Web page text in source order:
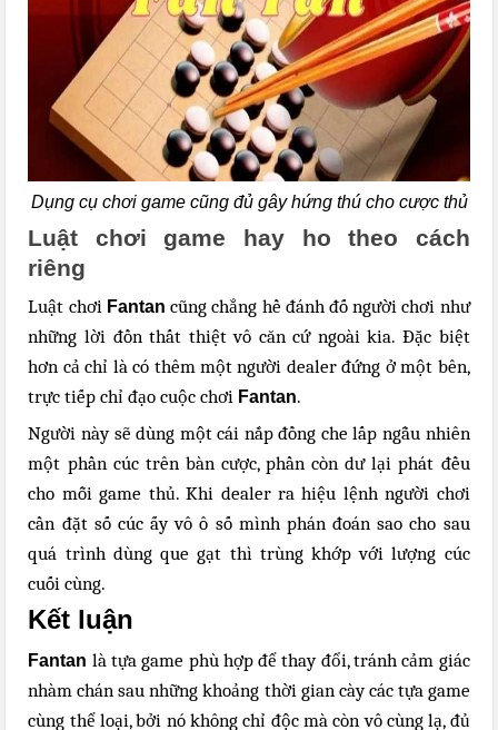
Dụng cụ chơi game cũng đủ gây hứng thú cho cược thủ
Luật chơi game hay ho theo cách
riêng
Luật chơi Fantancũng chẳng hề đánh đố người chơi như
những lời đồn thất thiệt vô căn cứ ngoài kia. Đặc biệt
hơn cả chỉ là có thêm một người dealer đứng ở một bên,
trực tiếp chỉ đạo cuộc chơi Fantan.
Người này sẽ dùng một cái nắp đồng che lấp ngẫu nhiên
một phần cúc trên bàn cược, phần còn dư lại phát đều
cho mỗi game thủ. Khi dealer ra hiệu lệnh người chơi
cần đặt số cúc ấy vô ô số mình phán đoán sao cho sau
quá trình dùng que gạt thì trùng khớp với lượng cúc
cuối cùng.
Kết luận
Fantan là tựa game phù hợp để thay đổi, tránh cảm giác
nhàm chán sau những khoảng thời gian cày các tựa game
cùng thể loại, bởi nó không chỉ độc mà còn vô cùng lạ, đủ